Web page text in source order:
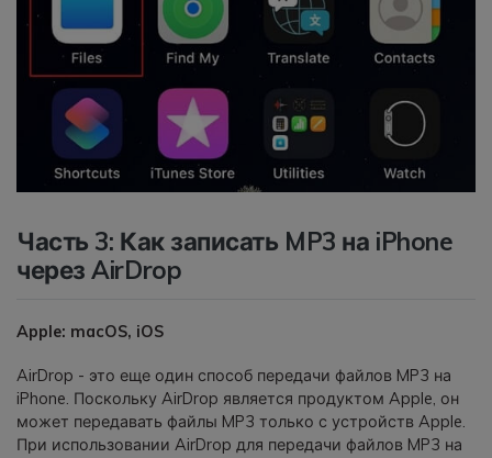
Часть 3: Как записать MP3 на iPhone
через AirDrop
Apple: macOS, iOS
AirDrop - это еще один способ передачи файлов MP3 на
iPhone. Поскольку AirDrop является продуктом Apple, он
может передавать файлы MP3 только с устройств Apple.
При использовании AirDrop для передачи файлов MP3 на